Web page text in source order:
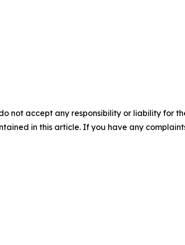
not accept any responsibility or liability for
in this article. If you have any